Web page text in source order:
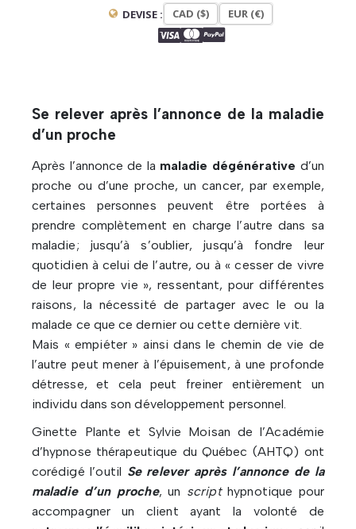
DEVISE : CAD ($) EUR (€)
Se relever après l’annonce de la maladie
d’un proche
Après l’annonce de la maladie dégénérative d’un
proche ou d’une proche, un cancer, par exemple,
certaines personnes peuvent être portées à
prendre complètement en charge l’autre dans sa
maladie; jusqu’à s’oublier, jusqu’à fondre leur
quotidien à celui de l’autre, ou à « cesser de vivre
de leur propre vie », ressentant, pour différentes
raisons, la nécessité de partager avec le ou la
malade ce que ce dernier ou cette dernière vit.
Mais « empiéter » ainsi dans le chemin de vie de
l’autre peut mener à l’épuisement, à une profonde
détresse, et cela peut freiner entièrement un
individu dans son développement personnel.
Ginette Plante et Sylvie Moisan de l’Académie
d’hypnose thérapeutique du Québec (AHTQ) ont
corédigé l’outil Se relever après l’annonce de la
maladie d’un proche, un scripthypnotique pour
accompagner un client ayant la volonté de